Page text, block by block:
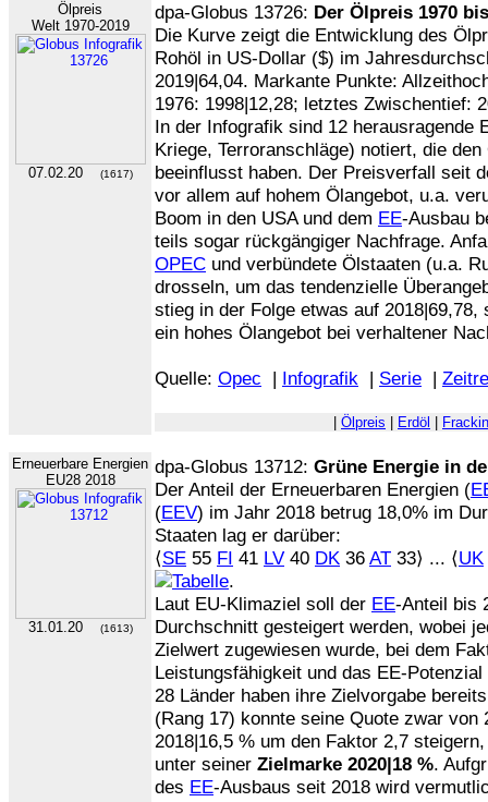
Ölpreis
Welt 1970-2019
07.02.20 (1617)
dpa-Globus 13726: Der Ölpreis 1970
Die Kurve zeigt die Entwicklung des
Rohöl in US-Dollar ($) im
2019|64,04. Markante Punkte:
1976: 1998|12,28; letztes Zwischentief:
In der Infografik sind 12 herausragende
Kriege, Terroranschläge) notiert, die
beeinflusst haben. Der Preisverfall seit
vor allem auf hohem Ölangebot, u.a.
Boom in den USA und dem EE-Ausbau
teils sogar rückgängiger Nachfrage.
OPEC und verbündete Ölstaaten (u.a.
drosseln, um das tendenzielle
stieg in der Folge etwas auf 2018|69,78,
ein hohes Ölangebot bei verhaltener
Quelle: Opec | Infografik | Serie |
Ölpreis Erdöl
Erneuerbare Energien
EU28 2018
31.01.20 (1613)
dpa-Globus 13712: Grüne Energie in
Der Anteil der Erneuerbaren Energien (
(EEV) im Jahr 2018 betrug 18,0% im
Staaten lag er darüber:
⟨SE 55 FI 41 LV 40 DK 36 AT 33⟩ ... ⟨UK
.
Laut EU-Klimaziel soll der EE-Anteil bis
Durchschnitt gesteigert werden, wobei
Zielwert zugewiesen wurde, bei dem
Leistungsfähigkeit und das EE-
28 Länder haben ihre Zielvorgabe
(Rang 17) konnte seine Quote zwar von
2018|16,5 % um den Faktor 2,7
unter seiner Zielmarke 2020|18 %.
des EE-Ausbaus seit 2018 wird